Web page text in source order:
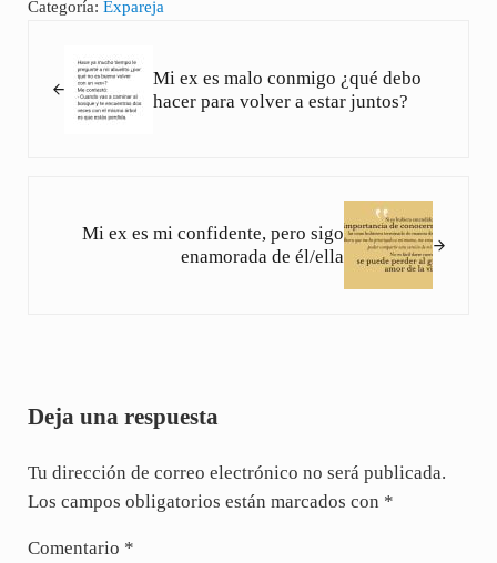
Categoría: Expareja
Mi ex es malo conmigo ¿qué debo
hacer para volver a estar juntos?
Mi ex es mi confidente, pero sigo
enamorada de él/ella
Deja una respuesta
Tu dirección de correo electrónico no será publicada.
Los campos obligatorios están marcados con *
Comentario *